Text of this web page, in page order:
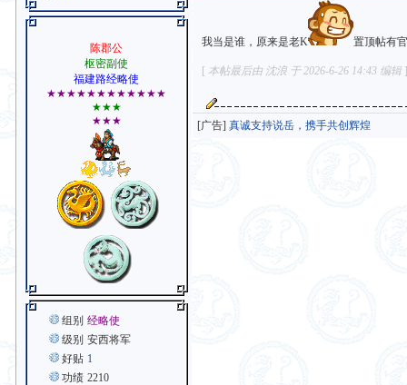
陈郡公
枢密副使
福建路经略使
★★★★★★★★★★★★
★★★
★★★
组别 经略使
级别 安西将军
好贴 1
功绩 2210
我当是谁，原来是老K 置顶帖有
[ 本帖最后由 沈浪 于 2026-6-26 14:43 编辑
[广告]真诚支持说岳，携手共创辉煌